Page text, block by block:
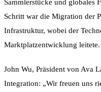
Schritt war die Migration der
Infrastruktur, wobei der
Marktplatzentwicklung leitete.
John Wu, Präsident von Ava
Integration: „Wir freuen uns